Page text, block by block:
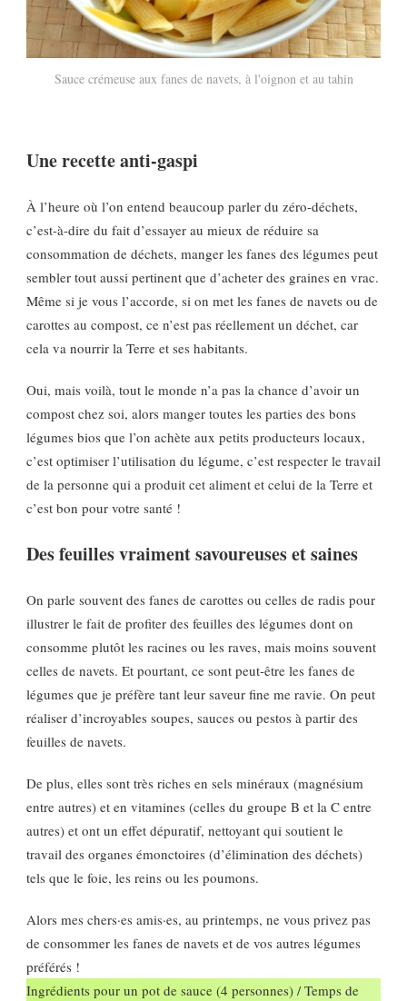
Sauce crémeuse aux fanes de navets, à l'oignon et au tahin
Une recette anti-gaspi
À l’heure où l’on entend beaucoup parler du zéro-déchets,
c’est-à-dire du fait d’essayer au mieux de réduire sa
consommation de déchets, manger les fanes des légumes peut
sembler tout aussi pertinent que d’acheter des graines en vrac.
Même si je vous l’accorde, si on met les fanes de navets ou de
carottes au compost, ce n’est pas réellement un déchet, car
cela va nourrir la Terre et ses habitants.
Oui, mais voilà, tout le monde n’a pas la chance d’avoir un
compost chez soi, alors manger toutes les parties des bons
légumes bios que l’on achète aux petits producteurs locaux,
c’est optimiser l’utilisation du légume, c’est respecter le travail
de la personne qui a produit cet aliment et celui de la Terre et
c’est bon pour votre santé !
Des feuilles vraiment savoureuses et saines
On parle souvent des fanes de carottes ou celles de radis pour
illustrer le fait de profiter des feuilles des légumes dont on
consomme plutôt les racines ou les raves, mais moins souvent
celles de navets. Et pourtant, ce sont peut-être les fanes de
légumes que je préfère tant leur saveur fine me ravie. On peut
réaliser d’incroyables soupes, sauces ou pestos à partir des
feuilles de navets.
De plus, elles sont très riches en sels minéraux (magnésium
entre autres) et en vitamines (celles du groupe B et la C entre
autres) et ont un effet dépuratif, nettoyant qui soutient le
travail des organes émonctoires (d’élimination des déchets)
tels que le foie, les reins ou les poumons.
Alors mes chers·es amis·es, au printemps, ne vous privez pas
de consommer les fanes de navets et de vos autres légumes
préférés !
Ingrédients pour un pot de sauce (4 personnes) / Temps de